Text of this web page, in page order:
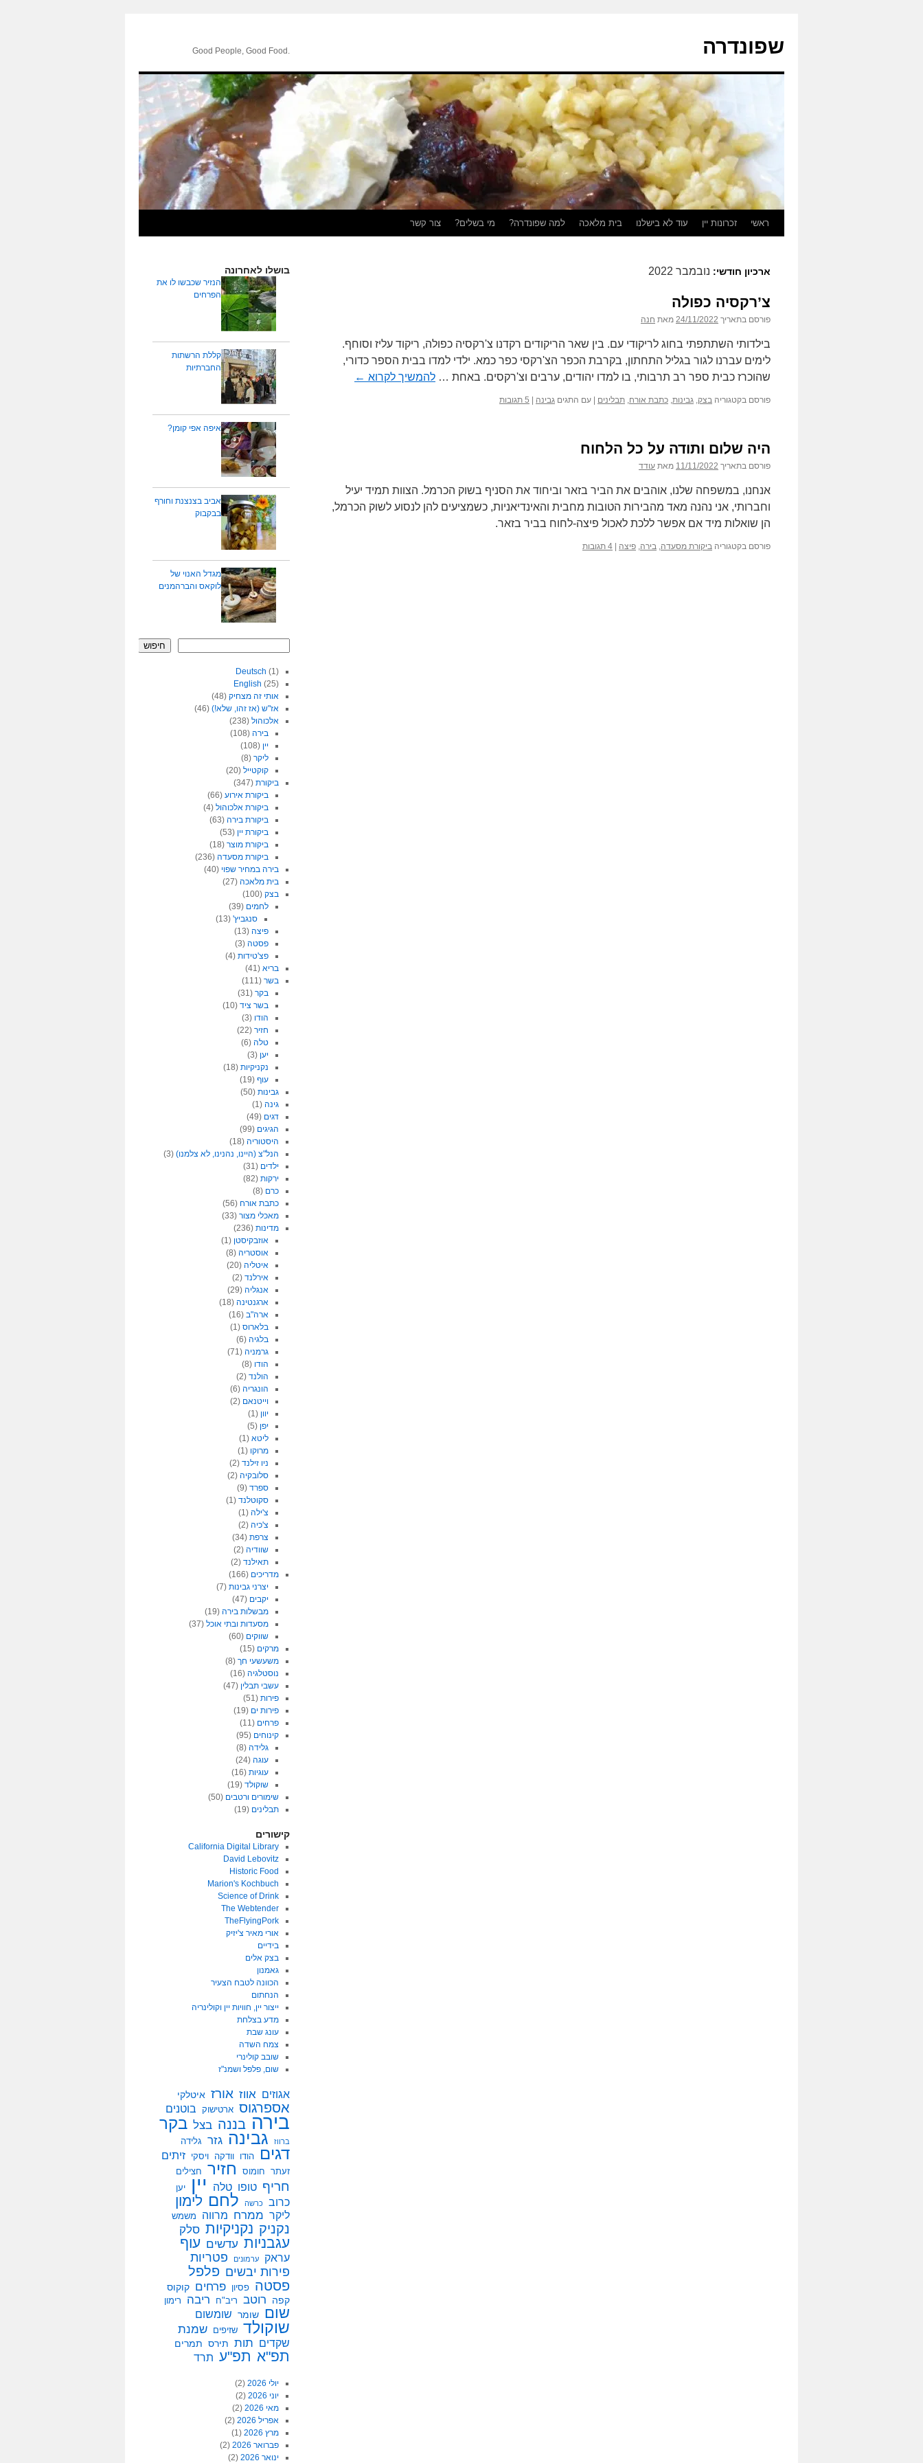
שפונדרה .Good People, Good Food
ראשי זכרונות יין עוד לא בישלנו בית מלאכה למה שפונדרה? מי בשלים? צור קשר
ארכיון חודשי: נובמבר 2022
צ’רקסיה כפולה
פורסם בתאריך 24/11/2022 מאת חנה
בילדותי השתתפתי בחוג לריקודי עם. בין שאר הריקודים רקדנו צ'רקסיה כפולה, ריקוד עליז וסוחף.
לימים עברנו לגור בגליל התחתון, בקרבת הכפר הצ'רקסי כפר כמא. ילדי למדו בבית הספר כדורי,
שהוכרז כבית ספר רב תרבותי, בו למדו יהודים, ערבים וצ'רקסים. באחת … להמשיך לקרוא ←
פורסם בקטגוריה בצק, גבינות, כתבת אורח, תבלינים עם התגים גבינה 5 תגובות
היה שלום ותודה על כל הלחוח
פורסם בתאריך 11/11/2022 מאת עודד
אנחנו, במשפחה שלנו, אוהבים את הביר בזאר וביחוד את הסניף בשוק הכרמל. הצוות תמיד יעיל
וחברותי, אני נהנה מאד מהבירות הטובות מחבית והאינדיאניות, כשמציעים להן לנסוע לשוק הכרמל,
הן שואלות מיד אם אפשר ללכת לאכול פיצה-לחוח בביר בזאר.
פורסם בקטגוריה ביקורת מסעדה, בירה, פיצה 4 תגובות
בושלו לאחרונה
הנזיר שכבשו לו את
הפרחים
קללת הרשתות
החברתיות
איפה אפי קומן?
אביב בצנצנת וחורף
בבקבוק
מגדל האנוי של
לוקאס והברהמנים
חיפוש
Deutsch (1)
English (25)
אותי זה מצחיק(48)
אז"ש (אז זהו, שלא!)(46)
אלכוהול(238)
בירה (108)
יין (108)
ליקר (8)
קוקטייל (20)
ביקורת(347)
ביקורת אירוע (66)
ביקורת אלכוהול (4)
ביקורת בירה (63)
ביקורת יין (53)
ביקורת מוצר (18)
ביקורת מסעדה (236)
בירה במחיר שפוי (40)
בית מלאכה(27)
בצק(100)
לחמים (39)
סנגביץ'(13)
פיצה (13)
פסטה (3)
פצ'טידות (4)
בריא(41)
בשר(111)
בקר (31)
בשר ציד (10)
הודו (3)
חזיר (22)
טלה (6)
יען (3)
נקניקיות (18)
עוף (19)
גבינות(50)
גינה(1)
דגים (49)
הגיגים (99)
היסטוריה(18)
הנל"צ (היינו, נהנינו, לא צלמנו)(3)
ילדים (31)
ירקות(82)
כרם (8)
כתבת אורח (56)
מאכלי מצור(33)
מדינות(236)
אוזבקיסטן (1)
אוסטריה (8)
איטליה (20)
אירלנד (2)
אנגליה (29)
ארגנטינה (18)
ארה"ב (16)
בלארוס (1)
בלגיה (6)
גרמניה (71)
הודו (8)
הולנד (2)
הונגריה (6)
וייטנאם (2)
יוון (1)
יפן (5)
ליטא (1)
מרוקו (1)
ניו זילנד (2)
סלובקיה (2)
ספרד (9)
סקוטלנד (1)
צ'ילה (1)
צ'כיה (2)
צרפת (34)
שוודיה (2)
תאילנד (2)
מדריכים (166)
יצרני גבינות (7)
יקבים (47)
מבשלות בירה (19)
מסעדות ובתי אוכל (37)
שווקים (60)
מרקים (15)
משעשעי חך(8)
נוסטלגיה(16)
עשבי תבלין (47)
פירות(51)
פירות ים (19)
פרחים (11)
קינוחים (95)
גלידה (8)
עוגה (24)
עוגיות (16)
שוקולד (19)
שימורים ורטבים (50)
תבלינים (19)
קישורים
California Digital Library
David Lebovitz
Historic Food
Marion's Kochbuch
Science of Drink
The Webtender
TheFlyingPork
אורי מאיר צ'יזיק
בידיים
בצק אלים
גאמנון
הכוונה לטבח הצעיר
הנחתום
ייצור יין, חוויות יין וקולינריה
מדע בצלחת
עונג שבת
צמח השדה
שובב קולינרי
שום, פלפל ושמנ"ז
אגוזים אווז אורז איטלקי
אספרגוס ארטישוק בוטנים
בירה בננה בצל בקר
ברווז גבינה גזר גלידה
דגים הודו וודקה ויסקי זיתים
זעתר חומוס חזיר חצילים
חריף טופו טלה יין יען
כרוב כרשה לחם לימון
ליקר ממרח מרווה משמש
נקניק נקניקיות סלק
עגבניות עדשים עוף
עראק ערמונים
פטריות
פירות יבשים פלפל
פסטה פסיון פרחים קוקוס
קפה
רוטב ריב"ח ריבה רימון
שום שומר שומשום
שוקולד שזיפים שמנת
שקדים תות תירס תמרים
תפ"א תפ"ע תרד
יולי 2026
(2)
יוני 2026
(2)
מאי 2026
(2)
אפריל 2026
(2)
מרץ 2026
(1)
פברואר 2026
(2)
ינואר 2026
(2)